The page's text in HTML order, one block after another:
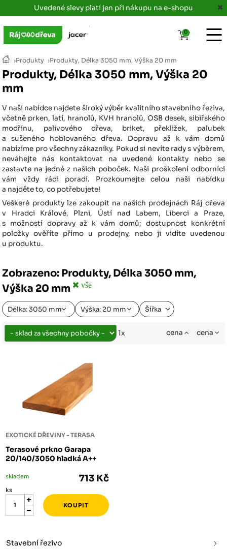
Uvedené slevy platí jen při nákupu na e-shopu
›Produkty ›Produkty, Délka 3050 mm, Výška 20 mm
Produkty, Délka 3050 mm, Výška 20
mm
V naší nabídce najdete široký výběr kvalitního stavebního řeziva,
včetně prken, latí, hranolů, KVH hranolů, OSB desek, sibiřského
modřínu, palivového dřeva, briket, překližek, palubek
a sušeného hoblovaného dřeva. Dopravu až k vám domů
nabízíme pro všechny zákazníky. Pokud si nevíte rady s výběrem,
neváhejte nás kontaktovat na uvedené kontakty nebo se
zastavte na jedné z našich poboček. Naši proškolení odborníci
vám vždy rádi poradí. Prozkoumejte celou naši nabídku
a najděte to, co potřebujete!
Veškeré produkty lze zakoupit na našich prodejnách Ráj dřeva
v Hradci Králové, Plzni, Ústí nad Labem, Liberci a Praze,
s možností dopravy až k vám domů; dostupnost konkrétní
položky ověříte přímo u prodejny, nebo ji vidíte uvedenou
u produktu.
Zobrazeno: Produkty, Délka 3050 mm,
Výška 20 mm
vše
Délka: 3050 mm Výška: 20 mm Šířka
1x cena cena
EXOTICKÉ DŘEVINY - TERASA
Terasové prkno Garapa
20/140/3050 hladká A++
skladem 713 Kč
ks
Stavební řezivo
0